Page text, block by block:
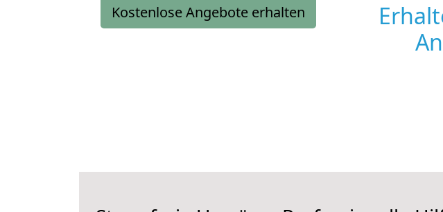
Kostenlose Angebote erhalten